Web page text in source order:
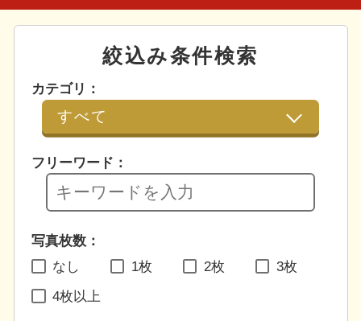
絞込み条件検索
カテゴリ：
フリーワード：
写真枚数：
なし
1枚 2枚 3枚
4枚以上